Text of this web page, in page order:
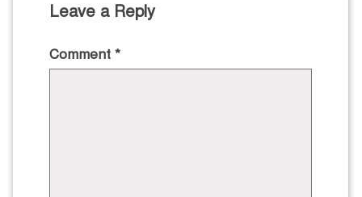
Leave a Reply
Comment *